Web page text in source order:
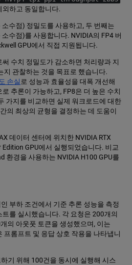
외하고 동일합니다.
수점) 정밀도를 사용하고, 두 번째는
수점)를 사용합니다. NVIDIA의 FP4 버
GPU에서 직접 지원됩니다.
수치 정밀도가 감소하면 처리량과 지
지 관찰하는 것을 목표로 했습니다.
손실로 성능과 효율성을 대폭 개선해
추론이 가능하고, FP8은 더 높은 수치
가지를 비교하면 실제 워크로드에 대한
의 최상의 균형을 결정하는 데 도움이
데이터 센터에 위치한 NVIDIA RTX
GPU에서 실행되었습니다. 비교
환경을 사용하는 NVIDIA H100 GPU를
부하 조건에서 기준 추론 성능을 측정
를 실시했습니다. 각 요청은 200개의
의 아웃풋 토큰을 생성했으며, 이는
프롬프트 및 응답 상호 작용을 나타냅니
기 위해 100건을 동시에 실행해 시스